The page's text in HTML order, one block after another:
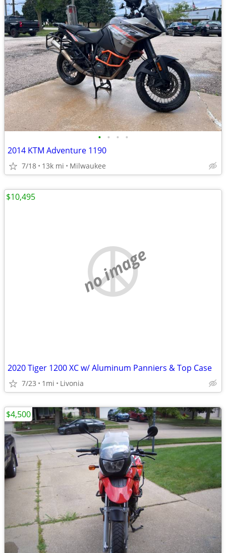
• • • •
2014 KTM Adventure 1190
7/18 13k mi Milwaukee
no image
2020 Tiger 1200 XC w/ Aluminum Panniers & Top Case
7/23 1mi Livonia
$10,495
$4,500